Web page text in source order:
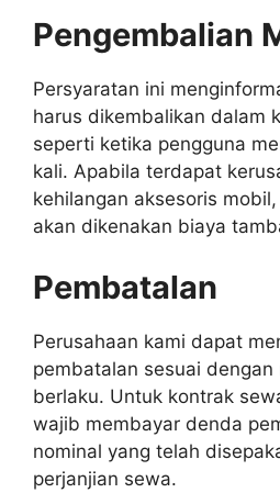
Pengembalian
Persyaratan ini
harus dikembalikan dalam
seperti ketika pengguna
kali. Apabila terdapat
kehilangan aksesoris
akan dikenakan biaya
Pembatalan
Perusahaan kami dapat
pembatalan sesuai dengan
berlaku. Untuk kontrak
wajib membayar denda
nominal yang telah
perjanjian sewa.